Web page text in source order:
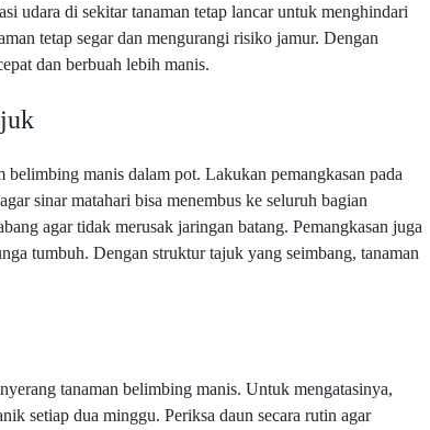
udara di sekitar tanaman tetap lancar untuk menghindari
tetap segar dan mengurangi risiko jamur. Dengan
dan berbuah lebih manis.
belimbing manis dalam pot. Lakukan pemangkasan pada
sinar matahari bisa menembus ke seluruh bagian
agar tidak merusak jaringan batang. Pemangkasan juga
tumbuh. Dengan struktur tajuk yang seimbang, tanaman
tanaman belimbing manis. Untuk mengatasinya,
setiap dua minggu. Periksa daun secara rutin agar